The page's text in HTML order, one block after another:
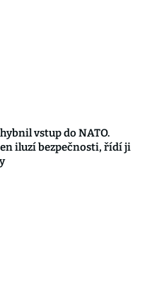
vstup do NATO.
iluzí bezpečnosti, řídí ji